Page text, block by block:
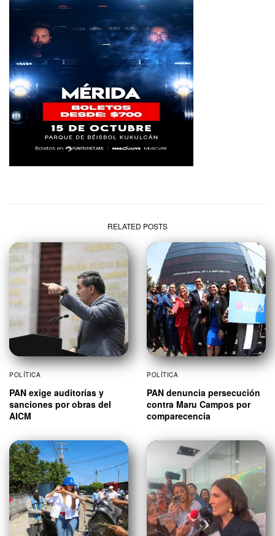
RELATED POSTS
POLÍTICA
PAN exige auditorías y
sanciones por obras del
AICM
POLÍTICA
PAN denuncia persecución
contra Maru Campos por
comparecencia